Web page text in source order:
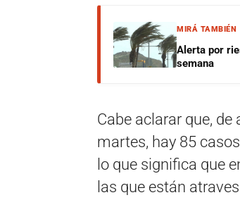
MIRÁ TAMBIÉN
Alerta por
semana
Cabe aclarar que,
martes, hay 85
lo que significa que
las que están